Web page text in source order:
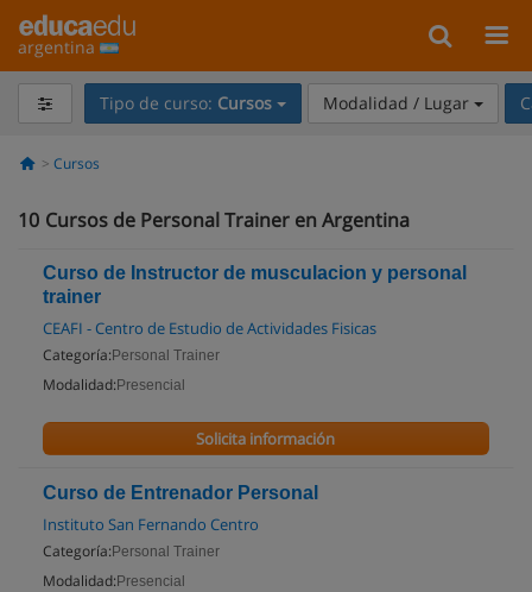
argentina
Tipo de curso: Cursos Modalidad / Lugar
Cursos
10 Cursos de Personal Trainer en Argentina
Curso de Instructor de musculacion y personal
trainer
CEAFI - Centro de Estudio de Actividades Fisicas
Categoría: Personal Trainer
Modalidad: Presencial
Solicita información
Curso de Entrenador Personal
Instituto San Fernando Centro
Categoría: Personal Trainer
Modalidad: Presencial